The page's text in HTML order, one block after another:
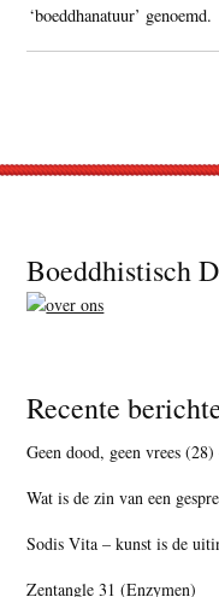
‘boeddhanatuur’ genoemd.
Footer
Boeddhistisch
Recente
Geen dood, geen vrees
Wat is de zin van een
Sodis Vita – kunst is de
Zentangle 31 (Enzymen)